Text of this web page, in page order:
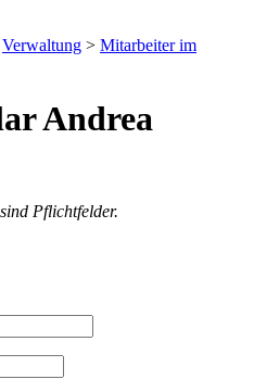
Verwaltung > Mitarbeiter im
Andrea
Pflichtfelder.